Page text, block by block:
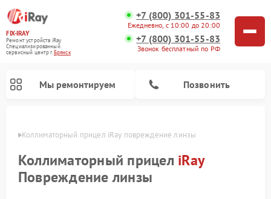
FIX-IRAY
Ремонт устройств iRay
Специализированный
cервисный центр г.Брянск
+7 (800) 301-55-83
Ежедневно, с 10:00 до 20:00
+7 (800) 301-55-83
Звонок бесплатный по РФ
Мы ремонтируем Позвонить
Коллиматорный прицел iRay повреждение линзы
Коллиматорный прицел iRay
Повреждение линзы